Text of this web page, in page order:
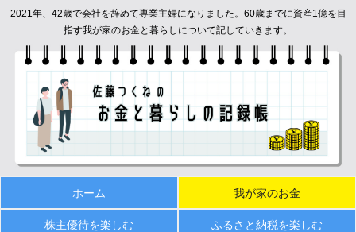
2021年、42歳で会社を辞めて専業主婦になりました。60歳までに資産1億を目
指す我が家のお金と暮らしについて記していきます。
ホーム 我が家のお金
株主優待を楽しむ ふるさと納税を楽しむ